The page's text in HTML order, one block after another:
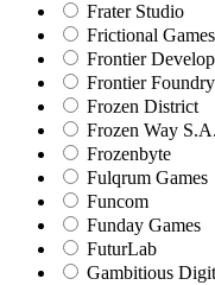
Frater Studio
Frictional Games
Frontier
Frontier Foundry
Frozen District
Frozen Way S.A.
Frozenbyte
Fulqrum Games
Funcom
Funday Games
FuturLab
Gambitious